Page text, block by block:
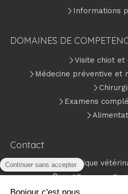
Informations
DOMAINES DE
Visite chiot et
Médecine préventive et
Examens
Contact
Clinique
97 avenue